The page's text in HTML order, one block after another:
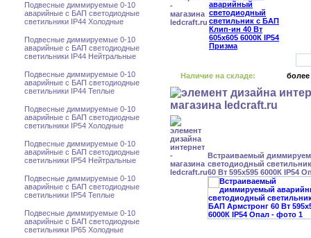
Подвесные диммируемые 0-10
аварийные с БАП светодиодные
светильники IP44 Холодные
Подвесные диммируемые 0-10
аварийные с БАП светодиодные
светильники IP44 Нейтральные
Подвесные диммируемые 0-10
аварийные с БАП светодиодные
светильники IP44 Теплые
Подвесные диммируемые 0-10
аварийные с БАП светодиодные
светильники IP54 Холодные
Подвесные диммируемые 0-10
аварийные с БАП светодиодные
светильники IP54 Нейтральные
Подвесные диммируемые 0-10
аварийные с БАП светодиодные
светильники IP54 Теплые
Подвесные диммируемые 0-10
аварийные с БАП светодиодные
светильники IP65 Холодные
Наличие на складе: более
Встраиваемый
светодиодный
60 Вт 595x595 6000К IP54